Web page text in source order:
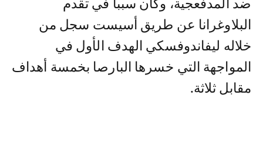
ضد المدفعجية، وكان سببا في تقدم
البلاوغرانا عن طريق أسيست سجل من
خلاله ليفاندوفسكي الهدف الأول في
المواجهة التي خسرها البارصا بخمسة أهداف
مقابل ثلاثة.